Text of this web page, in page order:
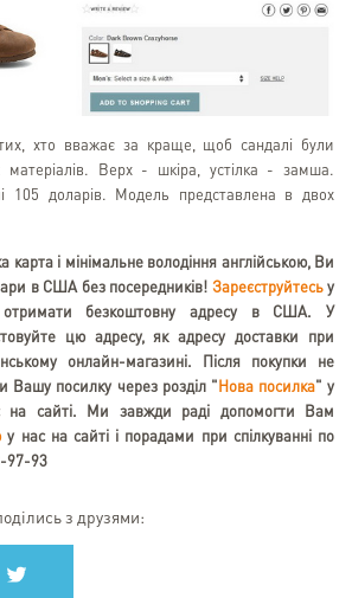
хто вважає за краще, щоб сандалі були
матеріалів. Верх - шкіра, устілка - замша.
105 доларів. Модель представлена в двох
карта і мінімальне володіння англійською, Ви
в США без посередників! Зареєструйтесьу
безкоштовну адресу в США. У
цю адресу, як адресу доставки при
онлайн-магазині. Після покупки не
Вашу посилку через розділ " Нова посилка" у
на сайті. Ми завжди раді допомогти Вам
у нас на сайті і порадами при спілкуванні по
97-93
з друзями: